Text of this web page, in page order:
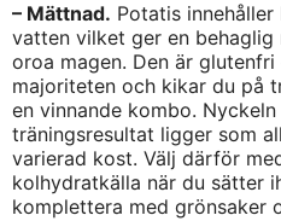
– Mättnad. Potatis
vatten vilket ger en behaglig
oroa magen. Den är
majoriteten och kikar du på
en vinnande kombo.
träningsresultat ligger som
varierad kost. Välj därför
kolhydratkälla när du sätter
komplettera med grönsaker